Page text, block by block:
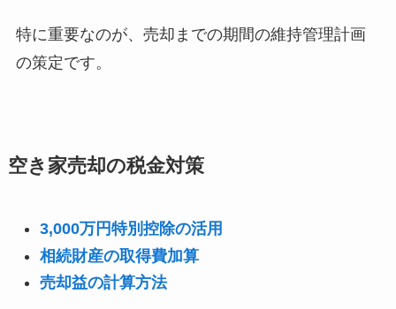
特に重要なのが、売却までの期間の維持管理計画
の策定です。
空き家売却の税金対策
3,000万円特別控除の活用
相続財産の取得費加算
売却益の計算方法